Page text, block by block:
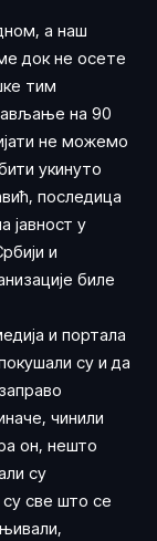
а наш
док не осете
тим
на 90
не можемо
укинуто
последица
јавност у
и
биле
и портала
су и да
чинили
он, нешто
су
су све што се